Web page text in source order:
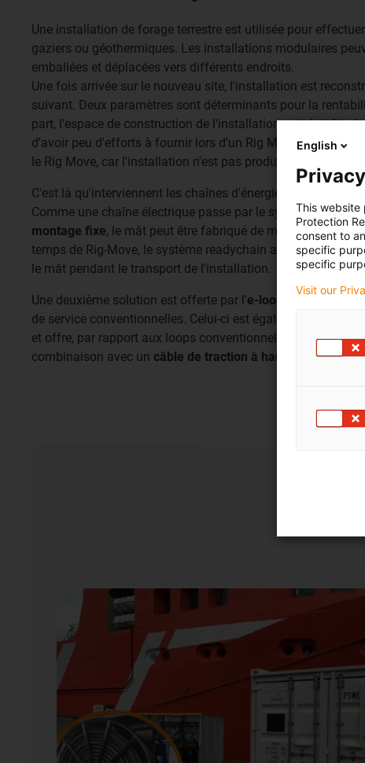
Une installation de forage terrestre est utilisée pour
gaziers ou géothermiques. Les installations modulaires
emballées et déplacées vers différents endroits.
Une fois arrivée sur le nouveau site, l'installation est
suivant. Deux paramètres sont déterminants pour la
part, l'espace de construction de l'installation, qui doit être
d'avoir peu d'efforts à fournir lors d'un Rig Move. D'autre
le Rig Move, car l'installation n'est pas productive pendant ce
C'est là qu'interviennent les chaînes d'énergie
Comme une chaîne électrique passe par le système de
montage fixe, le mât peut être fabriqué de manière
temps de Rig-Move, le système readychain avec Top Drive
le mât pendant le transport de l'installation.
Une deuxième solution est offerte par l'e-loop®
qui
de service conventionnelles. Celui-ci est également livré en
et offre, par rapport aux loops conventionnels, les
combinaison avec un câble de traction à haute résistance.
English
This website
Protection
consent to
specific
specific
Visit our